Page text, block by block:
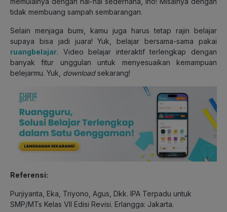
tidak membuang sampah sembarangan.
Selain menjaga bumi, kamu juga harus tetap rajin belajar
supaya bisa jadi juara! Yuk, belajar bersama-sama pakai
ruangbelajar. Video belajar interaktif terlengkap dengan
banyak fitur unggulan untuk menyesuaikan kemampuan
belejarmu. Yuk, downloadsekarang!
Referensi:
Purjiyanta, Eka, Triyono, Agus, Dkk. IPA Terpadu untuk
SMP/MTs Kelas VII Edisi Revisi. Erlangga: Jakarta.